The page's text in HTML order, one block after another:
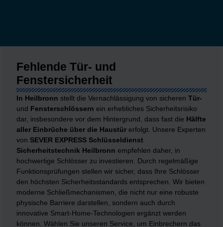
Fehlende Tür- und
Fenstersicherheit
In Heilbronn stellt die Vernachlässigung von sicheren Tür-
und Fensterschlössern ein erhebliches Sicherheitsrisiko
dar, insbesondere vor dem Hintergrund, dass fast die Hälfte
aller Einbrüche über die Haustür erfolgt. Unsere Experten
von SEVER EXPRESS Schlüsseldienst
Sicherheitstechnik Heilbronn empfehlen daher, in
hochwertige Schlösser zu investieren. Durch regelmäßige
Funktionsprüfungen stellen wir sicher, dass Ihre Schlösser
den höchsten Sicherheitsstandards entsprechen. Wir bieten
moderne Schließmechanismen, die nicht nur eine robuste
physische Barriere darstellen, sondern auch durch
innovative Smart-Home-Technologien ergänzt werden
können. Wählen Sie unseren Service, um Einbrechern das